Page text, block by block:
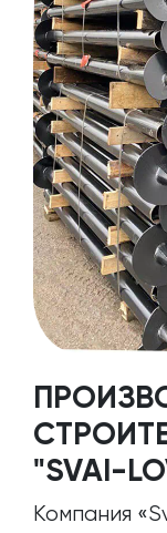
"SVAI-
Компания